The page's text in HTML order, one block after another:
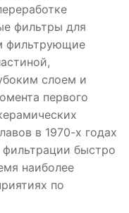
фильтры для
фильтрующие
слоем и
первого
в 1970-х годах
быстро
наиболее
по